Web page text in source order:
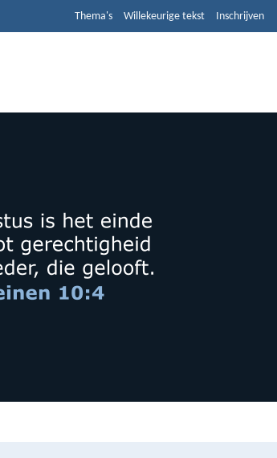
Thema's Willekeurige tekst Inschrijven